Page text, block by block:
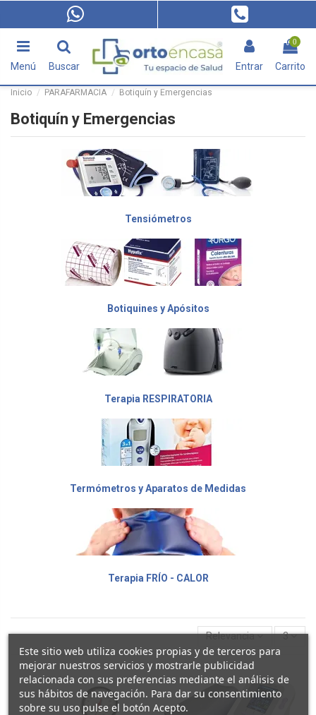
Menú Buscar Entrar
0
Carrito
Inicio PARAFARMACIA Botiquín y Emergencias
Botiquín y Emergencias
Tensiómetros
Botiquines y Apósitos
Terapia RESPIRATORIA
Termómetros y Aparatos de Medidas
Terapia FRÍO - CALOR
Relevancia 3
Este sitio web utiliza cookies propias y de terceros para
mejorar nuestros servicios y mostrarle publicidad
relacionada con sus preferencias mediante el análisis de
sus hábitos de navegación. Para dar su consentimiento
sobre su uso pulse el botón Acepto.